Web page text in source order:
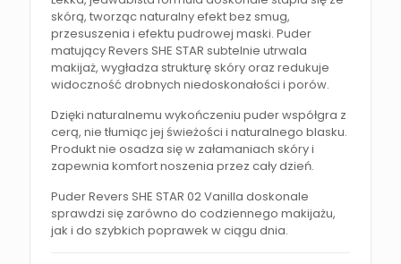
skórą, tworząc naturalny efekt bez smug,
przesuszenia i efektu pudrowej maski. Puder
matujący Revers SHE STAR subtelnie utrwala
makijaż, wygładza strukturę skóry oraz redukuje
widoczność drobnych niedoskonałości i porów.
Dzięki naturalnemu wykończeniu puder współgra z
cerą, nie tłumiąc jej świeżości i naturalnego blasku.
Produkt nie osadza się w załamaniach skóry i
zapewnia komfort noszenia przez cały dzień.
Puder Revers SHE STAR 02 Vanilla doskonale
sprawdzi się zarówno do codziennego makijażu,
jak i do szybkich poprawek w ciągu dnia.